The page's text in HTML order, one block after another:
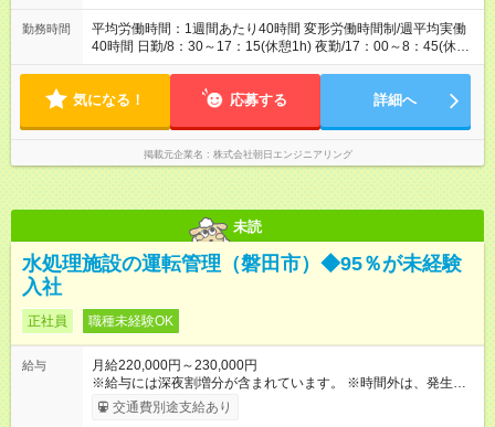
勤務時間
平均労働時間：1週間あたり40時間 変形労働時間制/週平均実働
40時間 日勤/8：30～17：15(休憩1h) 夜勤/17：00～8：45(休憩
２h) 【４日間ローテーション勤務】 1日：8：30～17：15(休憩
公休 ※日勤→日勤→夜勤→明け休み→公休5日シフトもあります
40時間 日勤/8：30～17：15(休憩1h) 夜勤/17：00～8：45(休憩
２h) 【４日間ローテーション勤務】 1日：8：30～17：15(休憩
１ｈ) 2日：17：00～8：45(休憩２ｈ) 3日：夜勤明けお休 4日：
気になる！ 応募する 詳細へ
掲載元企業名 株式会社朝日エンジニアリング
未読
水処理施設の運転管理（磐田市）◆95％が未経験
入社
正社員 職種未経験OK
給与
月給220,000円～230,000円
※給与には深夜割増分が含まれています。 ※時間外は、発生した
場合は全額別途支給いたします。（ 固定残業代はありませ
ん。） 【試用期間】試用期間あり 試用期間の長さ：3ヶ月 雇用
交通費別途支給あり